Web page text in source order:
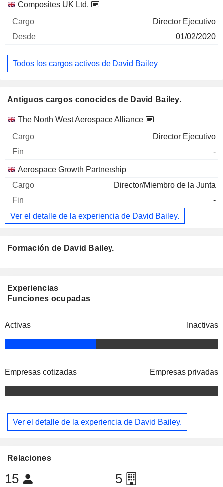
Composites UK Ltd.
Director Ejecutivo
01/02/2020
Todos los cargos activos de David Bailey
Antiguos cargos conocidos de David Bailey.
Empresas Cargo Fin
The North West Aerospace Alliance
Director Ejecutivo
-
Aerospace Growth Partnership
Director/Miembro de la Junta
-
Ver el detalle de la experiencia de David Bailey.
Formación de David Bailey.
Experiencias
Funciones ocupadas
Activas Inactivas
Empresas cotizadas Empresas privadas
Ver el detalle de la experiencia de David Bailey.
Relaciones
15 5